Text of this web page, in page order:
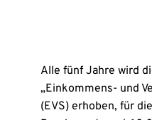
Alle fünf Jahre wird
„Einkommens- und
(EVS) erhoben, für